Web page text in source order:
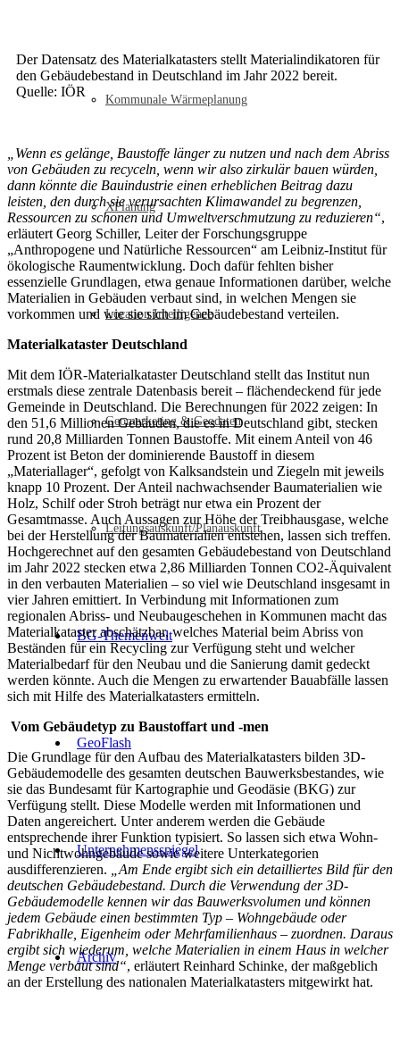
Kommunale Wärmeplanung
XPlanung
Location Intelligence
Geomarketing & Geodaten
Leitungsauskunft/Planauskunft
BG-Themenwelt
GeoFlash
Unternehmensspiegel
Archiv
Der Datensatz des Materialkatasters stellt Materialindikatoren für
den Gebäudebestand in Deutschland im Jahr 2022 bereit.
Quelle: IÖR
„Wenn es gelänge, Baustoffe länger zu nutzen und nach dem Abriss
von Gebäuden zu recyceln, wenn wir also zirkulär bauen würden,
dann könnte die Bauindustrie einen erheblichen Beitrag dazu
leisten, den durch sie verursachten Klimawandel zu begrenzen,
Ressourcen zu schonen und Umweltverschmutzung zu reduzieren“,
erläutert Georg Schiller, Leiter der Forschungsgruppe
„Anthropogene und Natürliche Ressourcen“ am Leibniz-Institut für
ökologische Raumentwicklung. Doch dafür fehlten bisher
essenzielle Grundlagen, etwa genaue Informationen darüber, welche
Materialien in Gebäuden verbaut sind, in welchen Mengen sie
vorkommen und wie sie sich im Gebäudebestand verteilen.
Materialkataster Deutschland
Mit dem IÖR-Materialkataster Deutschland stellt das Institut nun
erstmals diese zentrale Datenbasis bereit – flächendeckend für jede
Gemeinde in Deutschland. Die Berechnungen für 2022 zeigen: In
den 51,6 Millionen Gebäuden, die es in Deutschland gibt, stecken
rund 20,8 Milliarden Tonnen Baustoffe. Mit einem Anteil von 46
Prozent ist Beton der dominierende Baustoff in diesem
„Materiallager“, gefolgt von Kalksandstein und Ziegeln mit jeweils
knapp 10 Prozent. Der Anteil nachwachsender Baumaterialien wie
Holz, Schilf oder Stroh beträgt nur etwa ein Prozent der
Gesamtmasse. Auch Aussagen zur Höhe der Treibhausgase, welche
bei der Herstellung der Baumaterialien entstehen, lassen sich treffen.
Hochgerechnet auf den gesamten Gebäudebestand von Deutschland
im Jahr 2022 stecken etwa 2,86 Milliarden Tonnen CO2-Äquivalent
in den verbauten Materialien – so viel wie Deutschland insgesamt in
vier Jahren emittiert. In Verbindung mit Informationen zum
regionalen Abriss- und Neubaugeschehen in Kommunen macht das
Materialkataster abschätzbar, welches Material beim Abriss von
Beständen für ein Recycling zur Verfügung steht und welcher
Materialbedarf für den Neubau und die Sanierung damit gedeckt
werden könnte. Auch die Mengen zu erwartender Bauabfälle lassen
sich mit Hilfe des Materialkatasters ermitteln.
Vom Gebäudetyp zu Baustoffart und -men
Die Grundlage für den Aufbau des Materialkatasters bilden 3D-
Gebäudemodelle des gesamten deutschen Bauwerksbestandes, wie
sie das Bundesamt für Kartographie und Geodäsie (BKG) zur
Verfügung stellt. Diese Modelle werden mit Informationen und
Daten angereichert. Unter anderem werden die Gebäude
entsprechende ihrer Funktion typisiert. So lassen sich etwa Wohn-
und Nichtwohngebäude sowie weitere Unterkategorien
ausdifferenzieren.
„Am Ende ergibt sich ein detailliertes Bild für den
deutschen Gebäudebestand. Durch die Verwendung der 3D-
Gebäudemodelle kennen wir das Bauwerksvolumen und können
jedem Gebäude einen bestimmten Typ – Wohngebäude oder
Fabrikhalle, Eigenheim oder Mehrfamilienhaus – zuordnen. Daraus
ergibt sich wiederum, welche Materialien in einem Haus in welcher
Menge verbaut sind“, erläutert Reinhard Schinke, der maßgeblich
an der Erstellung des nationalen Materialkatasters mitgewirkt hat.